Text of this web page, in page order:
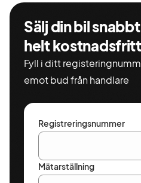
Sälj din bil
helt kostnadsfritt
Fyll i ditt
emot bud från handlare
Registreringsnummer
Mätarställning